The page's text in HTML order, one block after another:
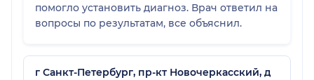
помогло установить диагноз. Врач ответил на
вопросы по результатам, все объяснил.
г Санкт-Петербург, пр-кт Новочеркасский, д